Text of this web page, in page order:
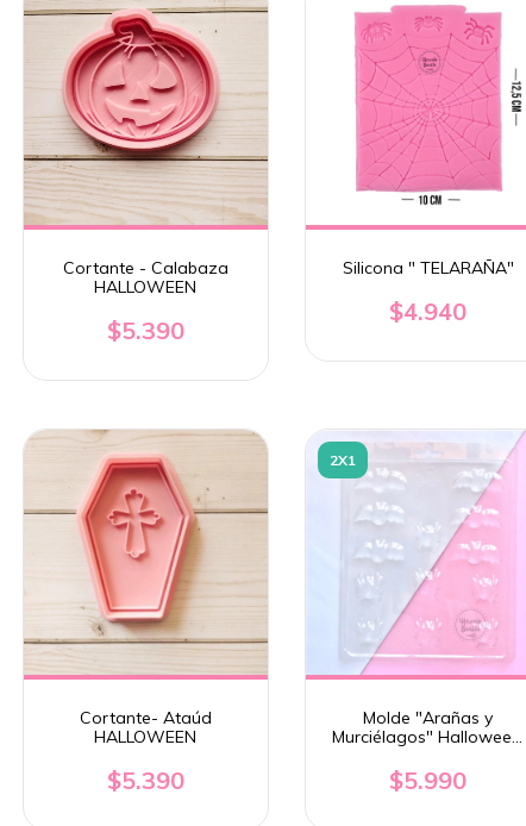
Cortante - Calabaza
HALLOWEEN
$5.390
Silicona " TELARAÑA"
$4.940
Cortante- Ataúd
HALLOWEEN
$5.390
2X1
Molde "Arañas y
Murciélagos" Halloween.
$5.990